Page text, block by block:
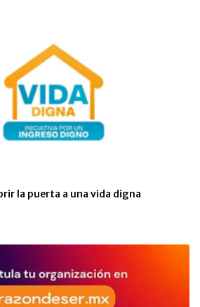
la puerta a una vida digna